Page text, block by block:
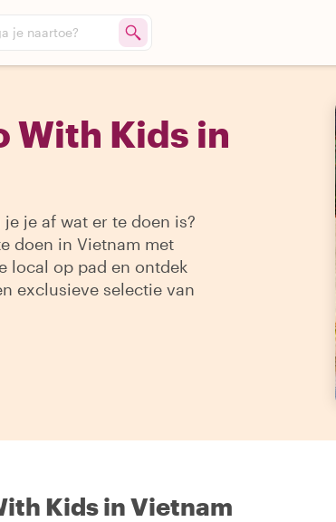
je naartoe?
With Kids in
je af wat er te doen is?
doen in Vietnam met
local op pad en ontdek
exclusieve selectie van
Kids in Vietnam